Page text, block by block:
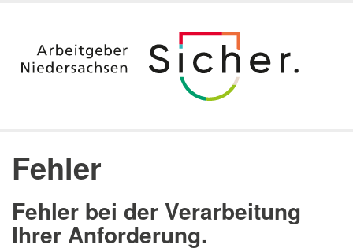
Duales Studium & Stipendium
Aktuelle Angebote
Jura
Fehler
Fehler bei der Verarbeitung
Ihrer Anforderung.